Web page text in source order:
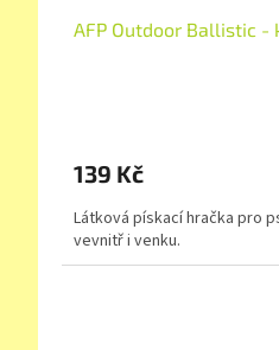
AFP Outdoor Ballistic -
139 Kč
Látková pískací hračka pro
vevnitř i venku.